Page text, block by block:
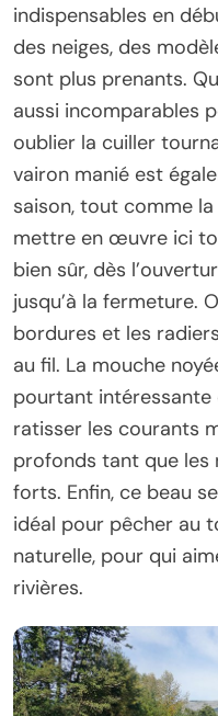
indispensables en
des neiges, des
sont plus prenants.
aussi incomparables
oublier la cuiller
vairon manié est
saison, tout comme
mettre en œuvre ici
bien sûr, dès
jusqu’à la fermeture.
bordures et les
au fil. La mouche
pourtant
ratisser les courants
profonds tant que les
forts. Enfin, ce beau
idéal pour pêcher au
naturelle, pour qui
rivières.